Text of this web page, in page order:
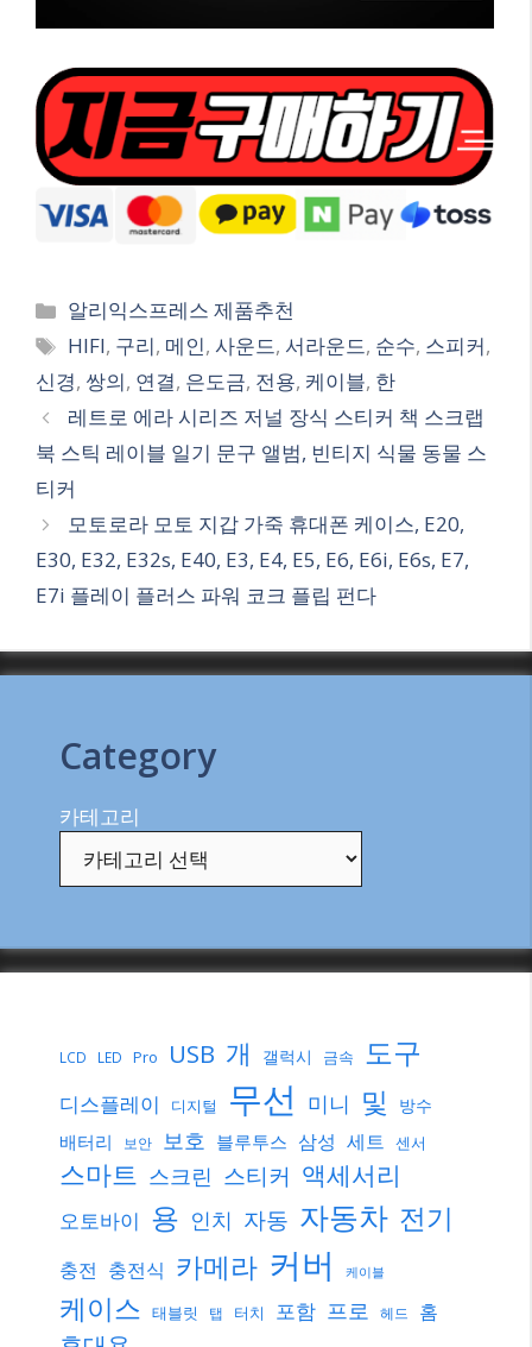
Categories
알리익스프레스 제품추천
Tags
HIFI, 구리, 메인,사운드, 서라운드, 순수, 스피커,
신경, 쌍의, 연결, 은도금, 전용, 케이블, 한
레트로 에라 시리즈 저널 장식 스티커 책 스크랩
북 스틱 레이블 일기 문구 앨범, 빈티지 식물 동물 스
티커
모토로라 모토 지갑 가죽 휴대폰 케이스, E20,
E30, E32, E32s, E40, E3, E4, E5, E6, E6i, E6s, E7,
E7i 플레이 플러스 파워 코크 플립 펀다
Category
카테고리
LCD LED Pro USB 개 갤럭시 금속 도구
디스플레이 디지털 무선 미니 및 방수
배터리 보안 보호 블루투스 삼성 세트 센서
스마트 스크린 스티커 액세서리
오토바이 용 인치 자동 자동차 전기
충전 충전식 카메라 커버 케이블
케이스 태블릿 탭 터치 포함 프로 헤드 홈